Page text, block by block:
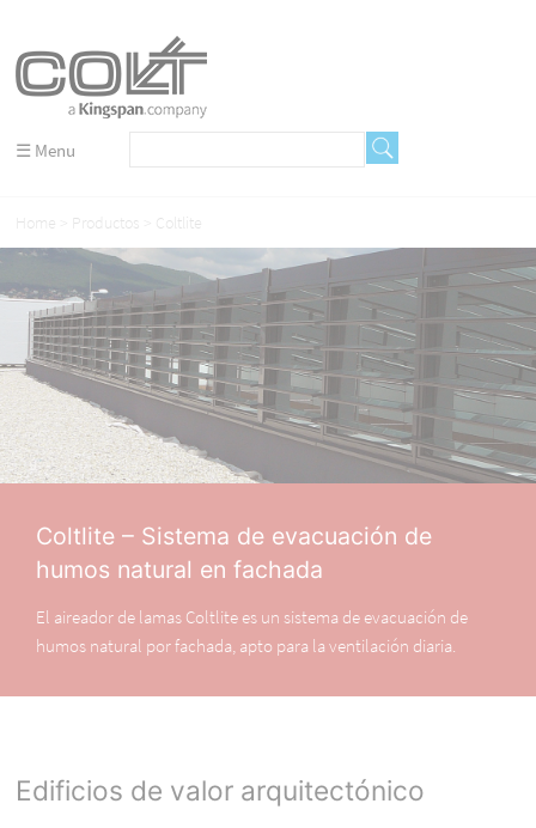
☰ Menu
Home Productos Coltlite
Coltlite – Sistema de evacuación de
humos natural en fachada
El aireador de lamas Coltlite es un sistema de evacuación de
humos natural por fachada, apto para la ventilación diaria.
Edificios de valor arquitectónico